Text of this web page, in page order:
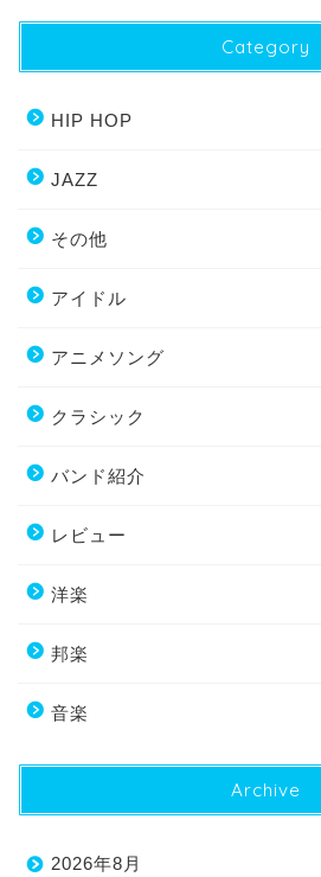
Category
HIP HOP
JAZZ
その他
アイドル
アニメソング
クラシック
バンド紹介
レビュー
洋楽
邦楽
音楽
Archive
2026年8月